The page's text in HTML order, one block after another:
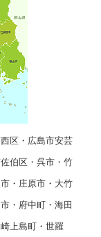
区・広島市安芸
伯区・呉市・竹
・庄原市・大竹
・府中町・海田
上島町・世羅